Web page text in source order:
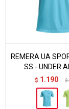
REMERA UA
SS - UNDER
$ 1.190 $